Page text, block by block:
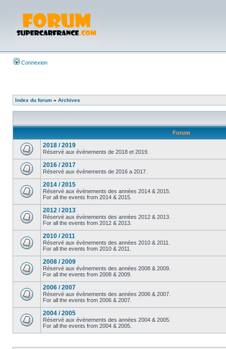
Connexion
Index du forum » Archives
Forum
2018 / 2019
Réservé aux évènements de 2018 et 2019.
2016 / 2017
Réservé aux évènements de 2016 a 2017.
2014 / 2015
Réservé aux évènements des années 2014 & 2015.
For all the events from 2014 & 2015.
2012 / 2013
Réservé aux évènements des années 2012 & 2013.
For all the events from 2012 & 2013.
2010 / 2011
Réservé aux évènements des années 2010 & 2011.
For all the events from 2010 & 2011.
2008 / 2009
Réservé aux évènements des années 2008 & 2009.
For all the events from 2008 & 2009.
2006 / 2007
Réservé aux évènements des années 2006 & 2007.
For all the events from 2006 & 2007.
2004 / 2005
Réservé aux évènements des années 2004 & 2005.
For all the events from 2004 & 2005.